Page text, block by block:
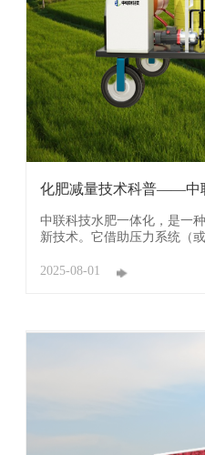
化肥减量技术科普——中
中联科技水肥一体化，是一
新技术。它借助压力系统（
和特点，配兑成的肥液与灌
2025-08-01